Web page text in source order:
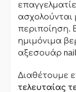
περιποίηση.
ημιμόνιμα
αξεσουάρ nail
Διαθέτουμε
τελευταίας